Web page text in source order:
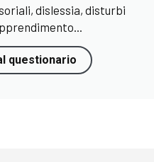
dislessia, disturbi
questionario